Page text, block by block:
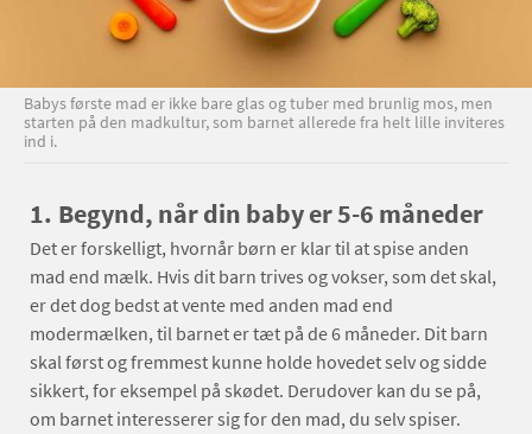
Babys første mad er ikke bare glas og tuber med brunlig mos, men
starten på den madkultur, som barnet allerede fra helt lille inviteres
ind i.
1. Begynd, når din baby er 5-6 måneder
Det er forskelligt, hvornår børn er klar til at spise anden
mad end mælk. Hvis dit barn trives og vokser, som det skal,
er det dog bedst at vente med anden mad end
modermælken, til barnet er tæt på de 6 måneder. Dit barn
skal først og fremmest kunne holde hovedet selv og sidde
sikkert, for eksempel på skødet. Derudover kan du se på,
om barnet interesserer sig for den mad, du selv spiser.